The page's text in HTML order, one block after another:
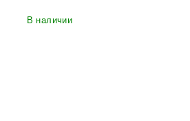
В наличии